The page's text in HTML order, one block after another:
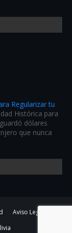
Regularizar tu
Histórica para
dólares
que nunca
Aviso Legal